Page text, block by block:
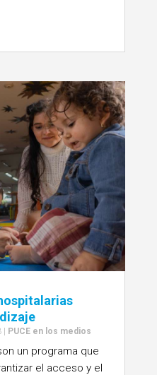
| PUCE en los medios
un programa que
el acceso y el